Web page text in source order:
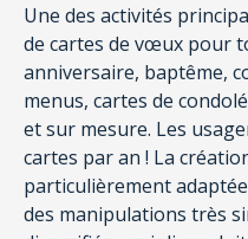
Une des activités
de cartes de vœux pour
anniversaire, baptême,
menus, cartes de
et sur mesure. Les
cartes par an ! La
particulièrement
des manipulations très